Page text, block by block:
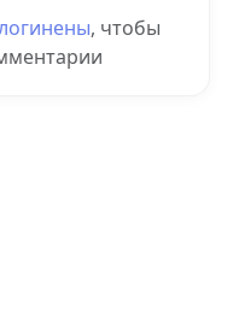
, чтобы